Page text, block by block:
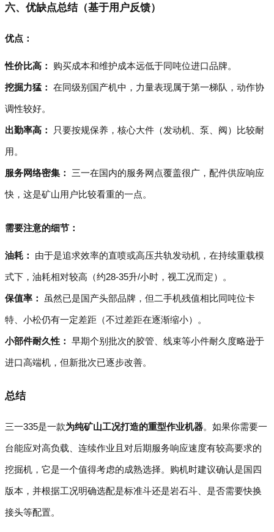
六、优缺点总结（基于用户反馈）
优点：
性价比高： 购买成本和维护成本远低于同吨位进口品牌。
挖掘力猛： 在同级别国产机中，力量表现属于第一梯队，动作协
调性较好。
出勤率高： 只要按规保养，核心大件（发动机、泵、阀）比较耐
用。
服务网络密集： 三一在国内的服务网点覆盖很广，配件供应响应
快，这是矿山用户比较看重的一点。
需要注意的细节：
油耗： 由于是追求效率的直喷或高压共轨发动机，在持续重载模
式下，油耗相对较高（约28-35升/小时，视工况而定）。
保值率： 虽然已是国产头部品牌，但二手机残值相比同吨位卡
特、小松仍有一定差距（不过差距在逐渐缩小）。
小部件耐久性： 早期个别批次的胶管、线束等小件耐久度略逊于
进口高端机，但新批次已逐步改善。
总结
三一335是一款为纯矿山工况打造的重型作业机器。如果你需要一
台能应对高负载、连续作业且对后期服务响应速度有较高要求的
挖掘机，它是一个值得考虑的成熟选择。购机时建议确认是国四
版本，并根据工况明确选配是标准斗还是岩石斗、是否需要快换
接头等配置。